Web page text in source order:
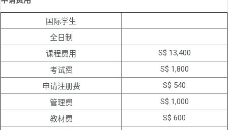
国际学生
全日制
课程费用
S$ 13,400
考试费
S$ 1,800
申请注册费
S$ 540
管理费
S$ 1,000
教材费
S$ 600